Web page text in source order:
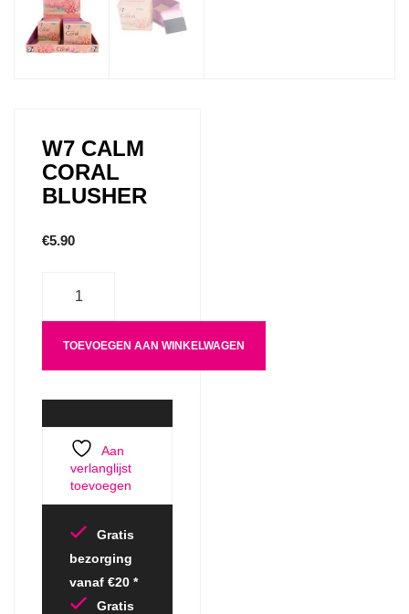
W7 CALM
CORAL
BLUSHER
€5.90
TOEVOEGEN AAN WINKELWAGEN
Aan
verlanglijst
toevoegen
Gratis
bezorging
vanaf €20 *
Gratis